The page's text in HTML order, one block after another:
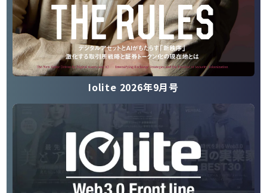
Iolite 2026年9月号